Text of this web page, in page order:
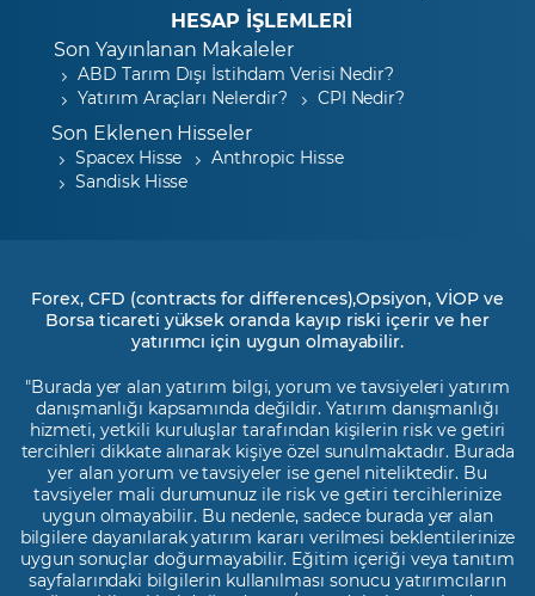
HESAP İŞLEMLERİ
Son Yayınlanan Makaleler
ABD Tarım Dışı İstihdam Verisi Nedir?
Yatırım Araçları Nelerdir?
CPI Nedir?
Son Eklenen Hisseler
Spacex Hisse
Anthropic Hisse
Sandisk Hisse
Forex, CFD (contracts for differences),Opsiyon, VİOP ve
Borsa ticareti yüksek oranda kayıp riski içerir ve her
yatırımcı için uygun olmayabilir.
"Burada yer alan yatırım bilgi, yorum ve tavsiyeleri yatırım
danışmanlığı kapsamında değildir. Yatırım danışmanlığı
hizmeti, yetkili kuruluşlar tarafından kişilerin risk ve getiri
tercihleri dikkate alınarak kişiye özel sunulmaktadır. Burada
yer alan yorum ve tavsiyeler ise genel niteliktedir. Bu
tavsiyeler mali durumunuz ile risk ve getiri tercihlerinize
uygun olmayabilir. Bu nedenle, sadece burada yer alan
bilgilere dayanılarak yatırım kararı verilmesi beklentilerinize
uygun sonuçlar doğurmayabilir. Eğitim içeriği veya tanıtım
sayfalarındaki bilgilerin kullanılması sonucu yatırımcıların